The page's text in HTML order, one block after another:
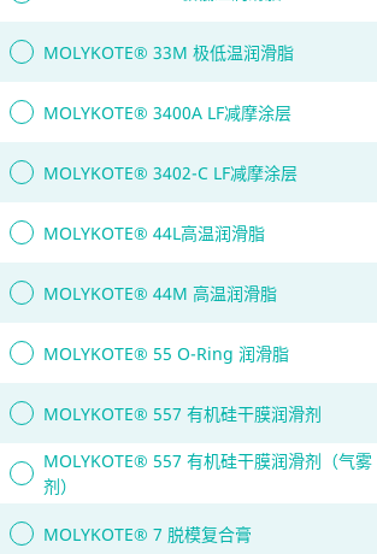
MOLYKOTE® 33M 极低温润滑脂
MOLYKOTE® 3400A LF减摩涂层
MOLYKOTE® 3402-C LF减摩涂层
MOLYKOTE® 44L高温润滑脂
MOLYKOTE® 44M 高温润滑脂
MOLYKOTE® 55 O-Ring 润滑脂
MOLYKOTE® 557 有机硅干膜润滑剂
MOLYKOTE® 557 有机硅干膜润滑剂（气雾
剂）
MOLYKOTE® 7 脱模复合膏